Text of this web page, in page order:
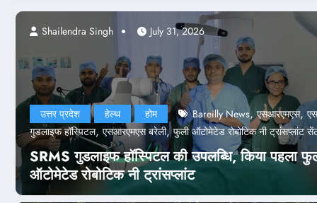
उत्तर प्रदेश हेल्थ होम Bareilly News,एसआरएमएस,
गुडलाइफ हॉस्पिटल,एसआरएमएस बरेली,फुली ऑटोमेटेड रोबोटिक नी ट्रांसप्लांट
SRMS गुडलाइफ हॉस्पिटल की उपलब्धि, किया पहला
ऑटोमेटेड रोबोटिक नी ट्रांसप्लांट
Shailendra Singh July 31, 2026
Singh July 24, 2026